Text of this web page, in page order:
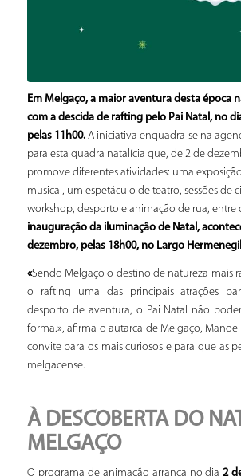
Em Melgaço, a maior aventura desta época
com a descida de rafting pelo Pai Natal, no
pelas 11h00. A iniciativa enquadra-se na
para esta quadra natalícia que, de 2 de
promove diferentes atividades: uma
musical, um espetáculo de teatro, sessões de
workshop, desporto e animação de rua, entre
inauguração da iluminação de Natal,
dezembro, pelas 18h00, no Largo
«Sendo Melgaço o destino de natureza mais
o rafting uma das principais atrações
desporto de aventura, o Pai Natal não
forma.», afirma o autarca de Melgaço,
convite para os mais curiosos e para que as
melgacense.
À DESCOBERTA DO
MELGAÇO
O programa de animação arranca no dia2